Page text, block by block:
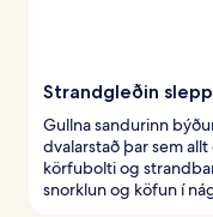
Strandgleðin
Gullna sandurinn
dvalarstað þar sem
körfubolti og
snorklun og köfun í